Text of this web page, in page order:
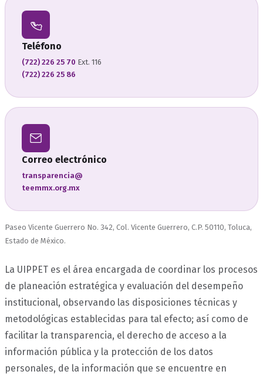
Teléfono
(722) 226 25 70 Ext. 116
(722) 226 25 86
Correo electrónico
transparencia@
teemmx.org.mx
Paseo Vicente Guerrero No. 342, Col. Vicente Guerrero, C.P. 50110, Toluca,
Estado de México.
La UIPPET es el área encargada de coordinar los procesos
de planeación estratégica y evaluación del desempeño
institucional, observando las disposiciones técnicas y
metodológicas establecidas para tal efecto; así como de
facilitar la transparencia, el derecho de acceso a la
información pública y la protección de los datos
personales, de la información que se encuentre en